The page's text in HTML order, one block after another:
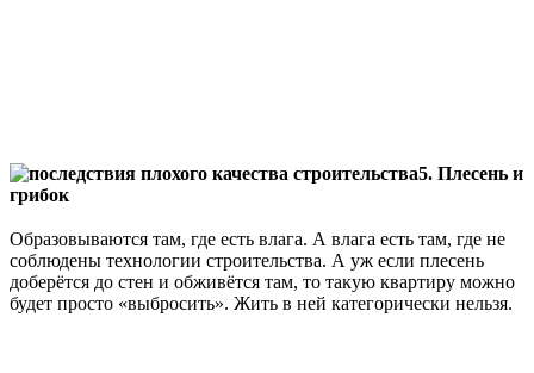
5. Плесень и
грибок
Образовываются там, где есть влага. А влага есть там, где не
соблюдены технологии строительства. А уж если плесень
доберётся до стен и обживётся там, то такую квартиру можно
будет просто «выбросить». Жить в ней категорически нельзя.